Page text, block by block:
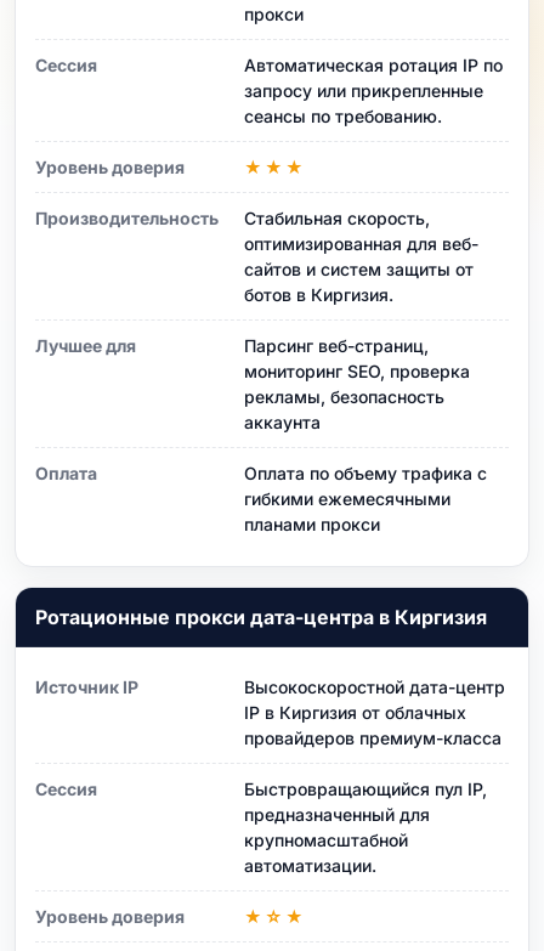
прокси
Сессия
Автоматическая ротация IP по
запросу или прикрепленные
сеансы по требованию.
Уровень доверия ★★★
Производительность
Стабильная скорость,
оптимизированная для веб-
сайтов и систем защиты от
ботов в Киргизия.
Лучшее для
Парсинг веб-страниц,
мониторинг SEO, проверка
рекламы, безопасность
аккаунта
Оплата
Оплата по объему трафика с
гибкими ежемесячными
планами прокси
Ротационные прокси дата-центра в Киргизия
Источник IP
Высокоскоростной дата-центр
IP в Киргизия от облачных
провайдеров премиум-класса
Сессия
Быстровращающийся пул IP,
предназначенный для
крупномасштабной
автоматизации.
Уровень доверия ★☆★